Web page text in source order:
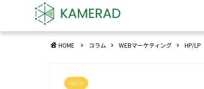
HOME コラム WEBマーケティング HP/LP
HP/LP